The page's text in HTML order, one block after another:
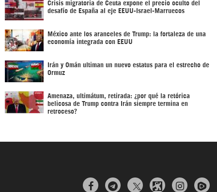
Crisis migratoria de Ceuta expone el precio oculto del
desafío de España al eje EEUU-Israel-Marruecos
México ante los aranceles de Trump: la fortaleza de una
economía integrada con EEUU
Irán y Omán ultiman un nuevo estatus para el estrecho de
Ormuz
Amenaza, ultimátum, retirada: ¿por qué la retórica
belicosa de Trump contra Irán siempre termina en
retroceso?
  